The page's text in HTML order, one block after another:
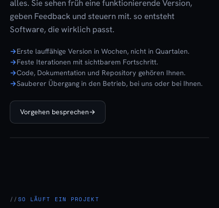
alles. Sie sehen früh eine funktionierende Version,
geben Feedback und steuern mit. so entsteht
Software, die wirklich passt.
Erste lauffähige Version in Wochen, nicht in Quartalen.
Feste Iterationen mit sichtbarem Fortschritt.
Code, Dokumentation und Repository gehören Ihnen.
Sauberer Übergang in den Betrieb, bei uns oder bei Ihnen.
Vorgehen besprechen→
SO LÄUFT EIN PROJEKT